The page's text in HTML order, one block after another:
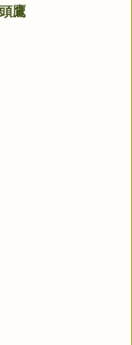
鷹